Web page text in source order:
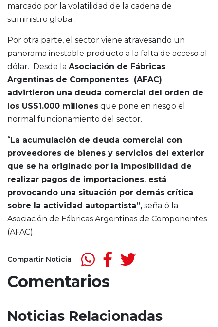
marcado por la volatilidad de la cadena de
suministro global.
Por otra parte, el sector viene atravesando un
panorama inestable producto a la falta de acceso al
dólar. Desde la Asociación de Fábricas
Argentinas de Componentes (AFAC)
advirtieron una deuda comercial del orden de
los US$1.000 millones que pone en riesgo el
normal funcionamiento del sector.
“La acumulación de deuda comercial con
proveedores de bienes y servicios del exterior
que se ha originado por la imposibilidad de
realizar pagos de importaciones, está
provocando una situación por demás crítica
sobre la actividad autopartista”, señaló la
Asociación de Fábricas Argentinas de Componentes
(AFAC).
Compartir Noticia
Comentarios
Noticias Relacionadas